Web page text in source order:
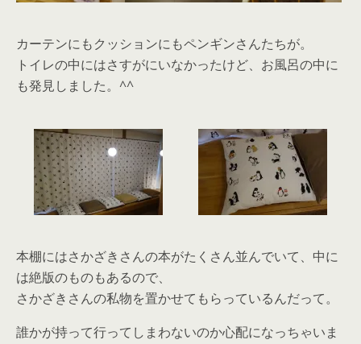
カーテンにもクッションにもペンギンさんたちが。
トイレの中にはさすがにいなかったけど、お風呂の中に
も発見しました。^^
本棚にはさかざきさんの本がたくさん並んでいて、中に
は絶版のものもあるので、
さかざきさんの私物を置かせてもらっているんだって。
誰かが持って行ってしまわないのか心配になっちゃいま